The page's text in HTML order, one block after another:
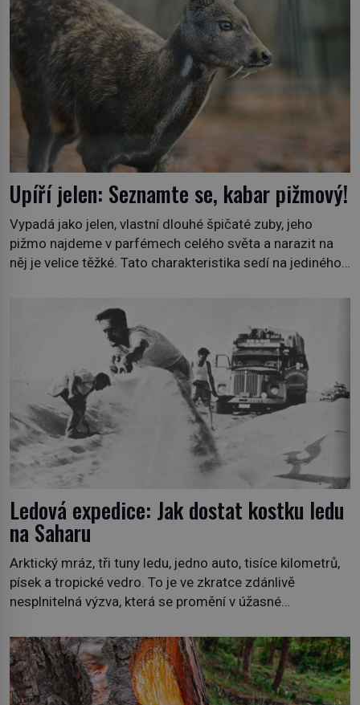
Upíří jelen: Seznamte se, kabar pižmový!
Vypadá jako jelen, vlastní dlouhé špičaté zuby, jeho
pižmo najdeme v parfémech celého světa a narazit na
něj je velice těžké. Tato charakteristika sedí na jediného
1778), jenže v Asii o něm ví už celá staletí. Zvíře
připomíná jelena, v kohoutku dosahuje […]
Ledová expedice: Jak dostat kostku ledu
na Saharu
Arktický mráz, tři tuny ledu, jedno auto, tisíce kilometrů,
písek a tropické vedro. To je ve zkratce zdánlivě
nesplnitelná výzva, která se promění v úžasné
na podzim 1958 jako hec. Rádio Luxembourg přichází s
neobvyklou výzvou. Tomu, kdo dokáže dopravit ze
severního polárního kruhu na […]